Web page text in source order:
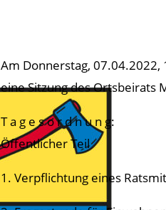
Am Donnerstag, 07.04.2022,
eine Sitzung des Ortsbeirats
T a g e s o r d n u n g:
Öffentlicher Teil
1. Verpflichtung eines